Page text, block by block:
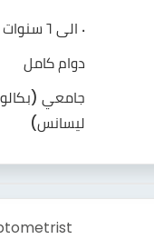
٠ الى ٦ سنوات
دوام كامل
جامعي
ليسانس)